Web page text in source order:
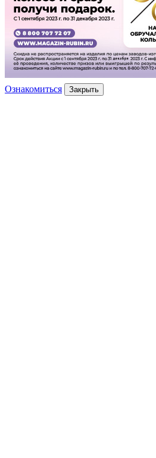
Ознакомиться Закрыть